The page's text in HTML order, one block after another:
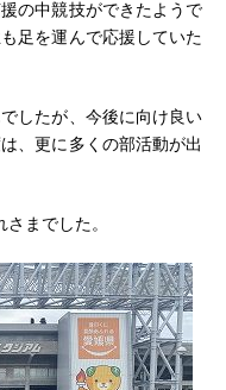
の中競技ができたようで
足を運んで応援していた
したが、今後に向け良い
、更に多くの部活動が出
までした。